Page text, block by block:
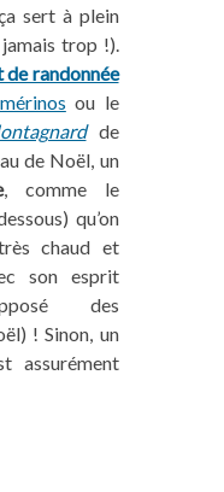
sert à plein
jamais trop !).
randonnée
ou le
de
de Noël, un
, comme le
qu’on
chaud et
son esprit
des
! Sinon, un
assurément